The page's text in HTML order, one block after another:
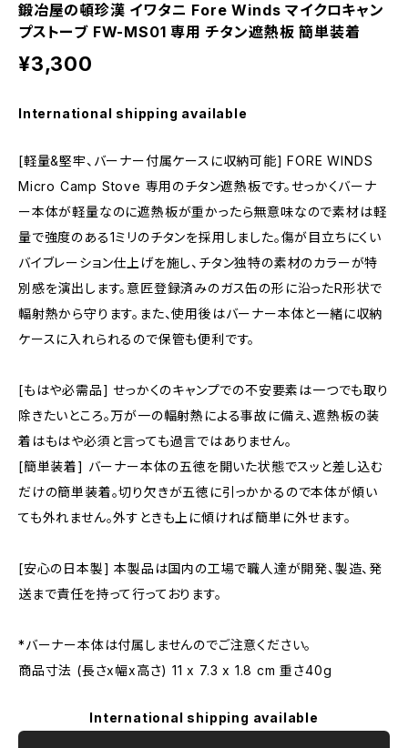
鍛冶屋の頓珍漢 イワタニ Fore Winds マイクロキャン
プストーブ FW-MS01 専用 チタン遮熱板 簡単装着
¥3,300
International shipping available
[軽量&堅牢、バーナー付属ケースに収納可能] FORE WINDS
Micro Camp Stove 専用のチタン遮熱板です。せっかくバーナ
ー本体が軽量なのに遮熱板が重かったら無意味なので素材は軽
量で強度のある1ミリのチタンを採用しました。傷が目立ちにくい
バイブレーション仕上げを施し、チタン独特の素材のカラーが特
別感を演出します。意匠登録済みのガス缶の形に沿ったR形状で
輻射熱から守ります。また、使用後はバーナー本体と一緒に収納
ケースに入れられるので保管も便利です。
[もはや必需品] せっかくのキャンプでの不安要素は一つでも取り
除きたいところ。万が一の輻射熱による事故に備え、遮熱板の装
着はもはや必須と言っても過言ではありません。
[簡単装着] バーナー本体の五徳を開いた状態でスッと差し込む
だけの簡単装着。切り欠きが五徳に引っかかるので本体が傾い
ても外れません。外すときも上に傾ければ簡単に外せます。
[安心の日本製] 本製品は国内の工場で職人達が開発、製造、発
送まで責任を持って行っております。
*バーナー本体は付属しませんのでご注意ください。
商品寸法 (長さx幅x高さ) 11 x 7.3 x 1.8 cm 重さ40g
International shipping available